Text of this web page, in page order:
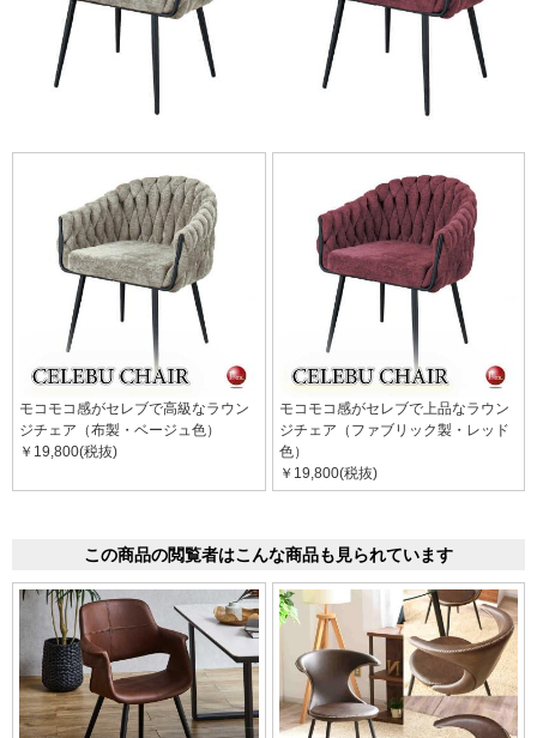
モコモコ感がセレブで高級なラウン
ジチェア（布製・ベージュ色）
￥19,800(税抜)
モコモコ感がセレブで上品なラウン
ジチェア（ファブリック製・レッド
色）
￥19,800(税抜)
この商品の閲覧者はこんな商品も見られています